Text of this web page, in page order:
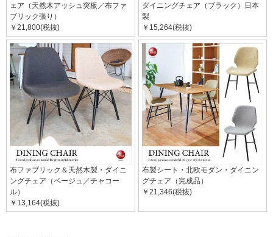
ェア（天然木アッシュ突板／布ファ
ブリック張り）
￥21,800(税抜)
ダイニングチェア（ブラック）日本
製
￥15,264(税抜)
布ファブリック＆天然木製・ダイニ
ングチェア（ベージュ／チャコー
ル）
￥13,164(税抜)
布製シート・北欧モダン・ダイニン
グチェア（完成品）
￥21,346(税抜)